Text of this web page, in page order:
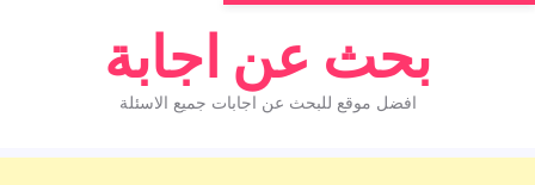
بحث عن اجابة
افضل موقع للبحث عن اجابات جميع الاسئلة